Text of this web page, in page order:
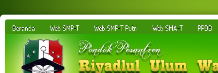
Beranda Web SMP-T Web SMP-T Putri Web SMA-T PPDB